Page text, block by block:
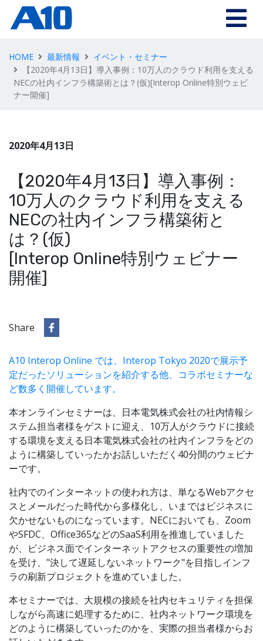
HOME 最新情報
イベント・セミナー
【2020年4月13日】導入事例：10万人のクラウド利用を支える
NECの社内インフラ構築術とは？(仮)[Interop Online特別ウェビ
ナー開催]
2020年4月13日
【2020年4月13日】導入事例：
10万人のクラウド利用を支える
NECの社内インフラ構築術と
は？(仮)
[Interop Online特別ウェビナー
開催]
Share
A10 Interop Online では、Interop Tokyo 2020で展示予
定だったソリューションを紹介する他、コラボセミナーな
ど数多く開催しています。
本オンラインセミナーは、日本電気株式会社の社内情報シ
ステム担当者様をゲストに迎え、10万人がクラウドに接続
する環境を支える日本電気株式会社の社内インフラをどの
ように構築していったかお話しいただく40分間のウェビナ
ーです。
社内でのインターネットの使われ方は、単なるWebアクセ
スとメールだった時代から多様化し、いまではビジネスに
欠かせないものになっています。NECにおいても、Zoom
やSFDC、Office365などのSaaS利用を推進していました
が、ビジネス面でインターネットアクセスの重要性の増加
を受け、"決して遅延しないネットワーク"を目指しインフ
ラの刷新プロジェクトを進めていました。
本セミナーでは、大規模の接続を社内セキュリティを担保
しながら高速に処理するために、社内ネットワーク環境を
どのように構築していったのかを、実際の担当者様からお